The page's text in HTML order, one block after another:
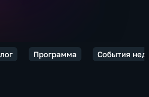
Программа События